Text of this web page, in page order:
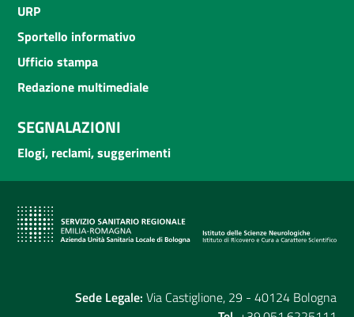
URP
Sportello informativo
Ufficio stampa
Redazione multimediale
SEGNALAZIONI
Elogi, reclami, suggerimenti
Sede Legale: Via Castiglione, 29 - 40124 Bologna